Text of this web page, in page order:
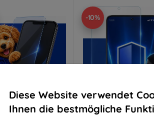
Diese Website verwendet
Ihnen die bestmögliche
-10%